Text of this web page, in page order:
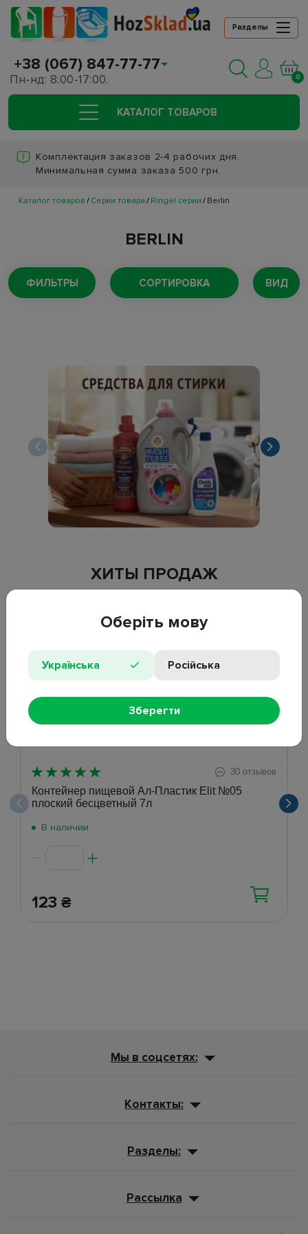
Разделы
+38 (067) 847-77-77
Пн-нд: 8:00-17:00. 0
КАТАЛОГ ТОВАРОВ
Комплектация заказов 2-4 рабочих дня.
Минимальная сумма заказа 500 грн.
Каталог товаров Серии товара Ringel серии Berlin
BERLIN
ФИЛЬТРЫ СОРТИРОВКА ВИД
ХИТЫ ПРОДАЖ
30 отзывов
Контейнер пищевой Ал-Пластик Elit №05
плоский бесцветный 7л
В наличии
123 ₴
Оберіть мову
Українська Російська
Зберегти
Мы в соцсетях:
Контакты:
Разделы:
Рассылка